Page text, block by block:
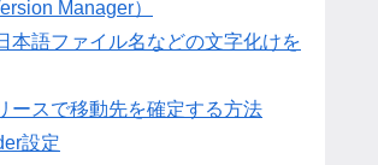
Manager）
本語ファイル名などの文字化けを
ースで移動先を確定する方法
設定